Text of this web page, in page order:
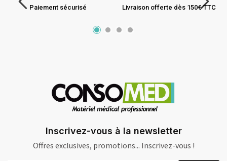
Paiement sécurisé Livraison offerte dès 150€ TTC
Inscrivez-vous à la newsletter
Offres exclusives, promotions... Inscrivez-vous !